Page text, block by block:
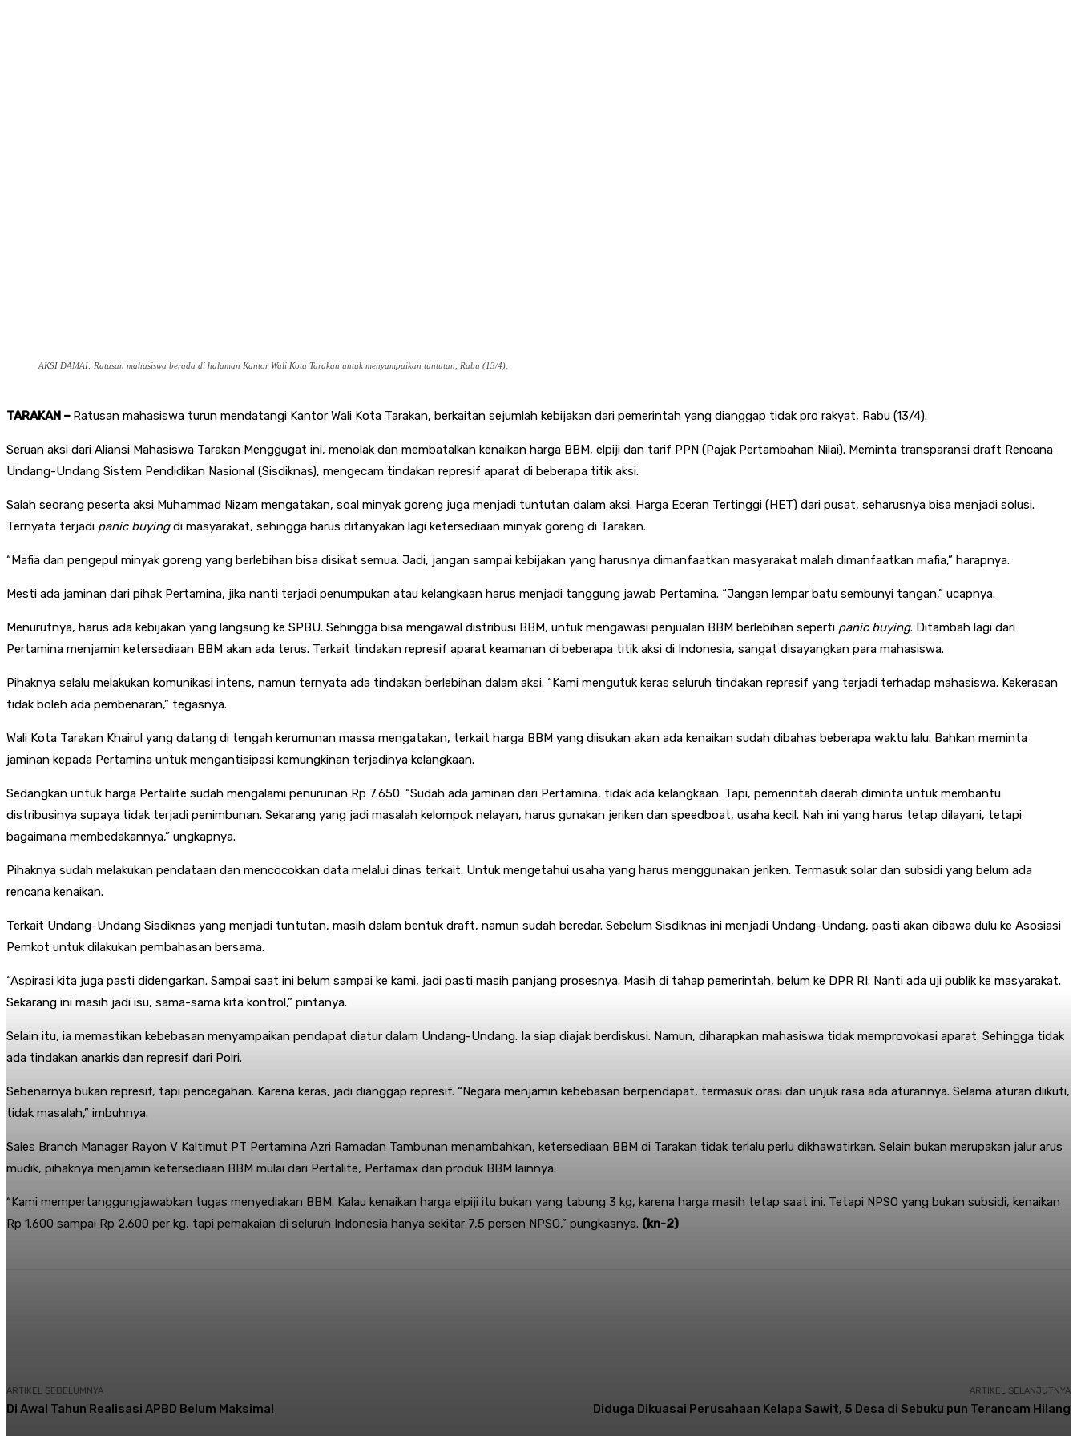
AKSI DAMAI: Ratusan mahasiswa berada di halaman Kantor Wali Kota Tarakan untuk menyampaikan tuntutan, Rabu (13/4).
TARAKAN – Ratusan mahasiswa turun mendatangi Kantor Wali Kota Tarakan, berkaitan sejumlah kebijakan dari pemerintah yang dianggap tidak pro rakyat, Rabu (13/4).
Seruan aksi dari Aliansi Mahasiswa Tarakan Menggugat ini, menolak dan membatalkan kenaikan harga BBM, elpiji dan tarif PPN (Pajak Pertambahan Nilai). Meminta transparansi draft Rencana
Undang-Undang Sistem Pendidikan Nasional (Sisdiknas), mengecam tindakan represif aparat di beberapa titik aksi.
Salah seorang peserta aksi Muhammad Nizam mengatakan, soal minyak goreng juga menjadi tuntutan dalam aksi. Harga Eceran Tertinggi (HET) dari pusat, seharusnya bisa menjadi solusi.
Ternyata terjadi panic buyingdi masyarakat, sehingga harus ditanyakan lagi ketersediaan minyak goreng di Tarakan.
“Mafia dan pengepul minyak goreng yang berlebihan bisa disikat semua. Jadi, jangan sampai kebijakan yang harusnya dimanfaatkan masyarakat malah dimanfaatkan mafia,” harapnya.
Mesti ada jaminan dari pihak Pertamina, jika nanti terjadi penumpukan atau kelangkaan harus menjadi tanggung jawab Pertamina. “Jangan lempar batu sembunyi tangan,” ucapnya.
Menurutnya, harus ada kebijakan yang langsung ke SPBU. Sehingga bisa mengawal distribusi BBM, untuk mengawasi penjualan BBM berlebihan seperti panic buying. Ditambah lagi dari
Pertamina menjamin ketersediaan BBM akan ada terus. Terkait tindakan represif aparat keamanan di beberapa titik aksi di Indonesia, sangat disayangkan para mahasiswa.
Pihaknya selalu melakukan komunikasi intens, namun ternyata ada tindakan berlebihan dalam aksi. “Kami mengutuk keras seluruh tindakan represif yang terjadi terhadap mahasiswa. Kekerasan
tidak boleh ada pembenaran,” tegasnya.
Wali Kota Tarakan Khairul yang datang di tengah kerumunan massa mengatakan, terkait harga BBM yang diisukan akan ada kenaikan sudah dibahas beberapa waktu lalu. Bahkan meminta
jaminan kepada Pertamina untuk mengantisipasi kemungkinan terjadinya kelangkaan.
Sedangkan untuk harga Pertalite sudah mengalami penurunan Rp 7.650. “Sudah ada jaminan dari Pertamina, tidak ada kelangkaan. Tapi, pemerintah daerah diminta untuk membantu
distribusinya supaya tidak terjadi penimbunan. Sekarang yang jadi masalah kelompok nelayan, harus gunakan jeriken dan speedboat, usaha kecil. Nah ini yang harus tetap dilayani, tetapi
bagaimana membedakannya,” ungkapnya.
Pihaknya sudah melakukan pendataan dan mencocokkan data melalui dinas terkait. Untuk mengetahui usaha yang harus menggunakan jeriken. Termasuk solar dan subsidi yang belum ada
rencana kenaikan.
Terkait Undang-Undang Sisdiknas yang menjadi tuntutan, masih dalam bentuk draft, namun sudah beredar. Sebelum Sisdiknas ini menjadi Undang-Undang, pasti akan dibawa dulu ke Asosiasi
Pemkot untuk dilakukan pembahasan bersama.
“Aspirasi kita juga pasti didengarkan. Sampai saat ini belum sampai ke kami, jadi pasti masih panjang prosesnya. Masih di tahap pemerintah, belum ke DPR RI. Nanti ada uji publik ke masyarakat.
Sekarang ini masih jadi isu, sama-sama kita kontrol,” pintanya.
Selain itu, ia memastikan kebebasan menyampaikan pendapat diatur dalam Undang-Undang. Ia siap diajak berdiskusi. Namun, diharapkan mahasiswa tidak memprovokasi aparat. Sehingga tidak
ada tindakan anarkis dan represif dari Polri.
Sebenarnya bukan represif, tapi pencegahan. Karena keras, jadi dianggap represif. “Negara menjamin kebebasan berpendapat, termasuk orasi dan unjuk rasa ada aturannya. Selama aturan diikuti,
tidak masalah,” imbuhnya.
Sales Branch Manager Rayon V Kaltimut PT Pertamina Azri Ramadan Tambunan menambahkan, ketersediaan BBM di Tarakan tidak terlalu perlu dikhawatirkan. Selain bukan merupakan jalur arus
mudik, pihaknya menjamin ketersediaan BBM mulai dari Pertalite, Pertamax dan produk BBM lainnya.
“Kami mempertanggungjawabkan tugas menyediakan BBM. Kalau kenaikan harga elpiji itu bukan yang tabung 3 kg, karena harga masih tetap saat ini. Tetapi NPSO yang bukan subsidi, kenaikan
Rp 1.600 sampai Rp 2.600 per kg, tapi pemakaian di seluruh Indonesia hanya sekitar 7,5 persen NPSO,” pungkasnya. (kn-2)
ARTIKEL SEBELUMNYA
Di Awal Tahun Realisasi APBD Belum Maksimal
ARTIKEL SELANJUTNYA
Diduga Dikuasai Perusahaan Kelapa Sawit, 5 Desa di Sebuku pun Terancam Hilang